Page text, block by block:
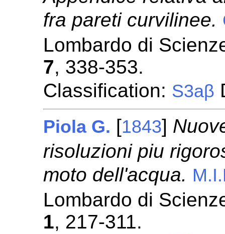
fra pareti curvilinee.
Lombardo di
7, 338-353.
Classification: S3aβ
Piola G. [1843]
risoluzioni piu
moto dell'acqua.
Lombardo di
1, 217-311.